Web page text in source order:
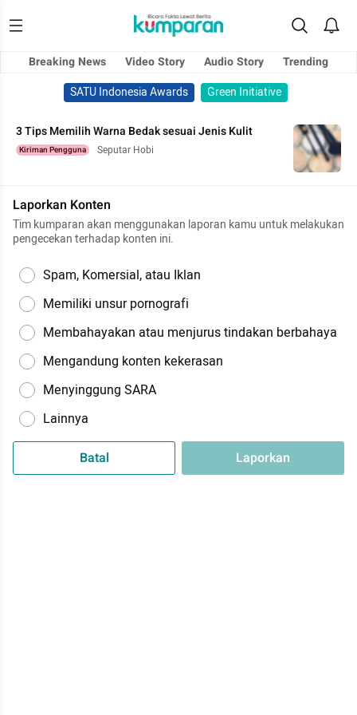
Breaking News Video Story Audio Story
Trending
SATU Indonesia Awards
Green Initiative
3 Tips Memilih Warna Bedak sesuai Jenis Kulit
Kiriman Pengguna Seputar Hobi
Laporkan Konten
Tim kumparan akan menggunakan laporan kamu untuk melakukan
pengecekan terhadap konten ini.
Spam, Komersial, atau Iklan
Memiliki unsur pornografi
Membahayakan atau menjurus tindakan berbahaya
Mengandung konten kekerasan
Menyinggung SARA
Lainnya
Batal Laporkan